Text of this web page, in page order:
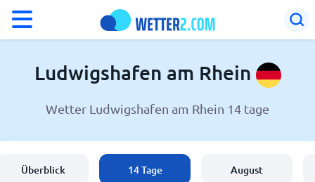
°C
Wetter in Ludwigshafen am Rhein
Ludwigshafen am Rhein
Wetter Ludwigshafen am Rhein 14 tage
Überblick 14 Tage August